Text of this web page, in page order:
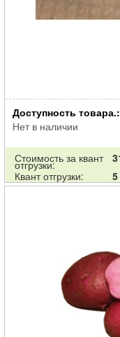
Картофель
Доступность товара.:
Нет в наличии
Стоимость за квант
отгрузки:
Квант отгрузки: